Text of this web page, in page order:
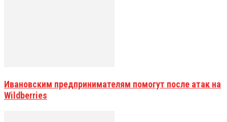
Ивановским предпринимателям помогут после атак на
Wildberries